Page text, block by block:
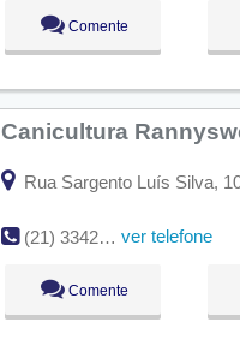
Comente
Canicultura
Rua Sargento Luís Silva,
(21) 3342-8882 ver telefone
Comente